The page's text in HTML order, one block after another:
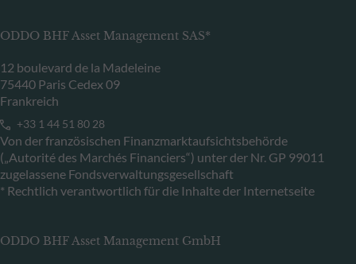
ODDO BHF Asset Management SAS*
12 boulevard de la Madeleine
75440 Paris Cedex 09
Frankreich
+33 1 44 51 80 28
Von der französischen Finanzmarktaufsichtsbehörde
(„Autorité des Marchés Financiers“) unter der Nr. GP 99011
zugelassene Fondsverwaltungsgesellschaft
* Rechtlich verantwortlich für die Inhalte der Internetseite
ODDO BHF Asset Management GmbH